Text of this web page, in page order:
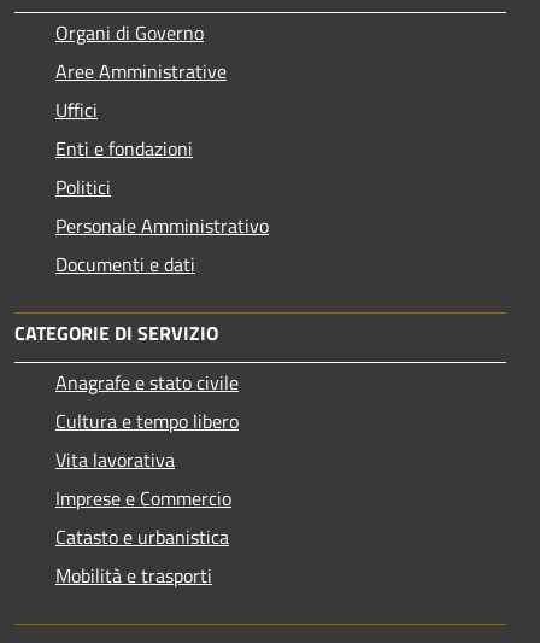
Organi di Governo
Aree Amministrative
Uffici
Enti e fondazioni
Politici
Personale Amministrativo
Documenti e dati
CATEGORIE DI SERVIZIO
Anagrafe e stato civile
Cultura e tempo libero
Vita lavorativa
Imprese e Commercio
Catasto e urbanistica
Mobilità e trasporti